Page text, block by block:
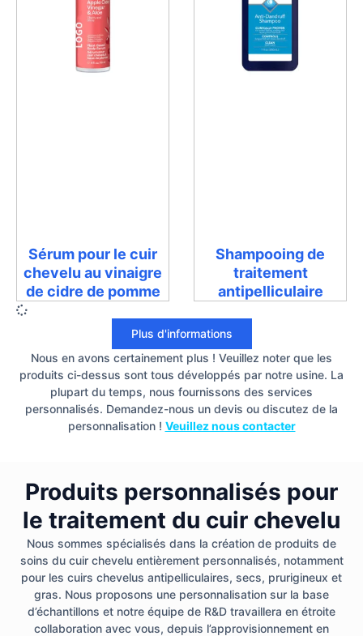
Sérum pour le cuir
chevelu au vinaigre
de cidre de pomme
Shampooing de
traitement
antipelliculaire
Plus d'informations
Nous en avons certainement plus ! Veuillez noter que les
produits ci-dessus sont tous développés par notre usine. La
plupart du temps, nous fournissons des services
personnalisés. Demandez-nous un devis ou discutez de la
personnalisation ! Veuillez nous contacter
Produits personnalisés pour
le traitement du cuir chevelu
Nous sommes spécialisés dans la création de produits de
soins du cuir chevelu entièrement personnalisés, notamment
pour les cuirs chevelus antipelliculaires, secs, prurigineux et
gras. Nous proposons une personnalisation sur la base
d’échantillons et notre équipe de R&D travaillera en étroite
collaboration avec vous, depuis l’approvisionnement en